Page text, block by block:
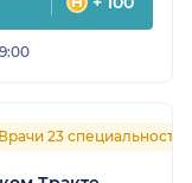
Врачи 23 специальностей